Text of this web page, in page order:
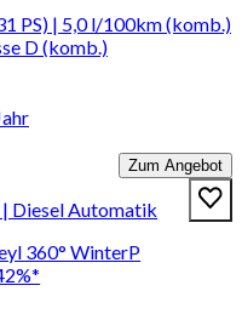
PS) | 5,0 l/100km (komb.)
D (komb.)
Zum Angebot
Diesel Automatik
360° WinterP